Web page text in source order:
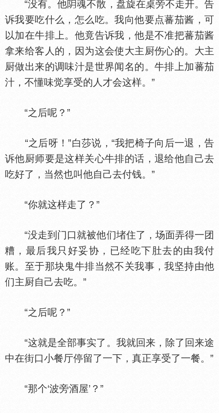
“没有。他
魂不散，盘旋在桌旁不走开。告
诉我要吃什么，怎么吃。我向他要点蕃茄酱，可
以加在牛排上。他竟告诉我，他是不准把蕃茄酱
拿来给客人的，因为这会使大主厨伤心的。大主
厨做出来的调味汁是世界闻名的。牛排上加蕃茄
汁，不懂味觉享受的人才会这样。”
“之后呢？”
“之后呀！”白莎说，“我把椅子向后一退，告
诉他厨师要是这样关心牛排的话，退给他自己去
吃好了，当然也叫他自己去付钱。”
“你就这样走了？”
“没走到门口就被他们堵住了，场面弄得一团
糟，最后我只好妥协，已经吃下肚去的由我付
账。至于那块鬼牛排当然不关我事，我坚持由他
们主厨自己去吃。”
“之后呢？”
“这就是全部事实了。我就回来，除了回来途
中在街口小餐厅停留了一下，真正享受了一餐。”
“那个‘波旁酒屋’？”